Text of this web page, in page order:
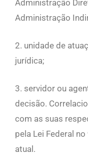
Administração
Administração
2. unidade de
jurídica;
3. servidor ou
decisão.
com as suas
pela Lei Federal
atual.